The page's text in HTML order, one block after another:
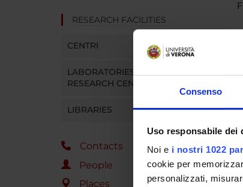
Consenso
Uso responsabile dei
Noi e i nostri 1022
cookie per
personalizzati,
RESEARCH FACILITIES
CENTRI
LABORATORIES AND
RESEARCH CENTRES
LIBRARIES
Contacts
People
Places